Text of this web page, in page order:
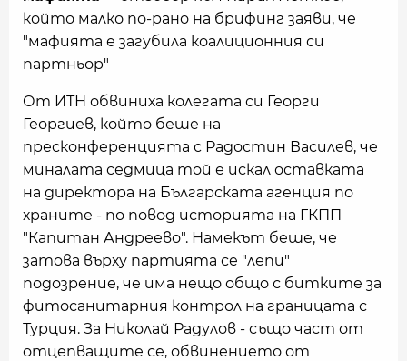
който малко по-рано на брифинг заяви, че
"мафията е загубила коалиционния си
партньор"
От ИТН обвиниха колегата си Георги
Георгиев, който беше на
пресконференцията с Радостин Василев, че
миналата седмица той е искал оставката
на директора на Българската агенция по
храните - по повод историята на ГКПП
"Капитан Андреево". Намекът беше, че
затова върху партията се "лепи"
подозрение, че има нещо общо с битките за
фитосанитарния контрол на границата с
Турция. За Николай Радулов - също част от
отцепващите се, обвинението от